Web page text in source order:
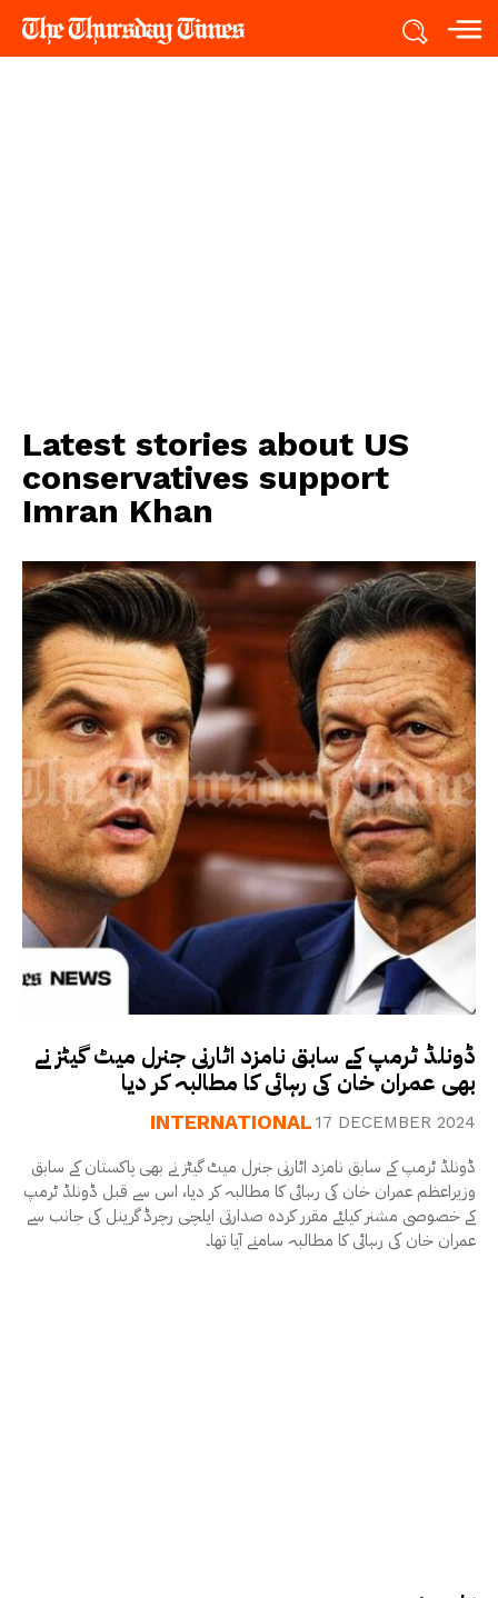
Latest stories about US
conservatives support
Imran Khan
ڈونلڈ ٹرمپ کے سابق نامزد اٹارنی جنرل میٹ گیٹز نے
بھی عمران خان کی رہائی کا مطالبہ کر دیا
INTERNATIONAL 17 DECEMBER 2024
ڈونلڈ ٹرمپ کے سابق نامزد اٹارنی جنرل میٹ گیٹز نے بھی پاکستان کے سابق
وزیراعظم عمران خان کی رہائی کا مطالبہ کر دیا، اس سے قبل ڈونلڈ ٹرمپ
کے خصوصی مشنر کیلئے مقرر کردہ صدارتی ایلچی رچرڈ گرینل کی جانب سے
عمران خان کی رہائی کا مطالبہ سامنے آیا تھا۔